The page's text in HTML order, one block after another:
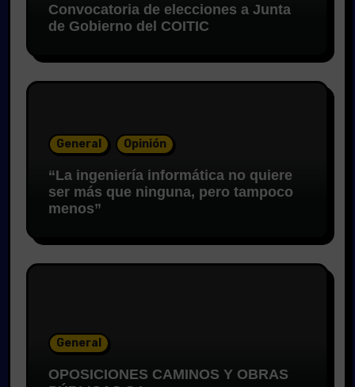
Convocatoria de elecciones a Junta
de Gobierno del COITIC
General Opinión
“La ingeniería informática no quiere
ser más que ninguna, pero tampoco
menos”
General
OPOSICIONES CAMINOS Y OBRAS